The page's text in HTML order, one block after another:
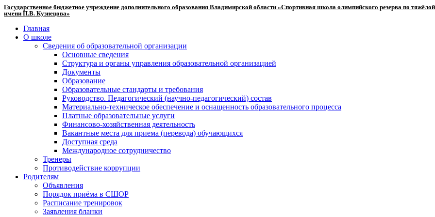
Государственное бюджетное учреждение дополнительного образования Владимирской области «Спортивная школа олимпийского резерва по
имени П.В. Кузнецова»
Главная
О школе
Сведения об образовательной организации
Основные сведения
Структура и органы управления образовательной организацией
Документы
Образование
Образовательные стандарты и требования
Руководство. Педагогический (научно-педагогический) состав
Материально-техническое обеспечение и оснащенность образовательного процесса
Платные образовательные услуги
Финансово-хозяйственная деятельность
Вакантные места для приема (перевода) обучающихся
Доступная среда
Международное сотрудничество
Тренеры
Противодействие коррупции
Родителям
Объявления
Порядок приёма в СШОР
Расписание тренировок
Заявления бланки